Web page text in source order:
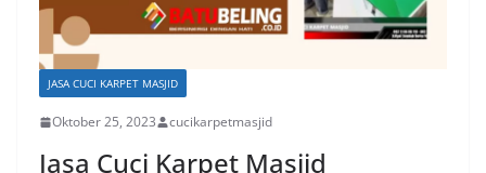
JASA CUCI KARPET MASJID
Oktober 25, 2023 cucikarpetmasjid
Jasa Cuci Karpet Masjid